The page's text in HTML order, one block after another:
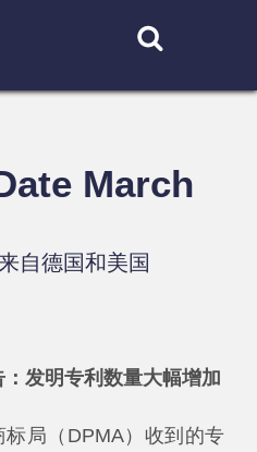
March
自德国和美国
发明专利数量大幅增加
局（DPMA）收到的专